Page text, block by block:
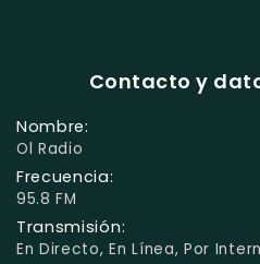
Contacto y
Nombre:
Ol Radio
Frecuencia:
95.8 FM
Transmisión:
En Directo, En Línea, Por